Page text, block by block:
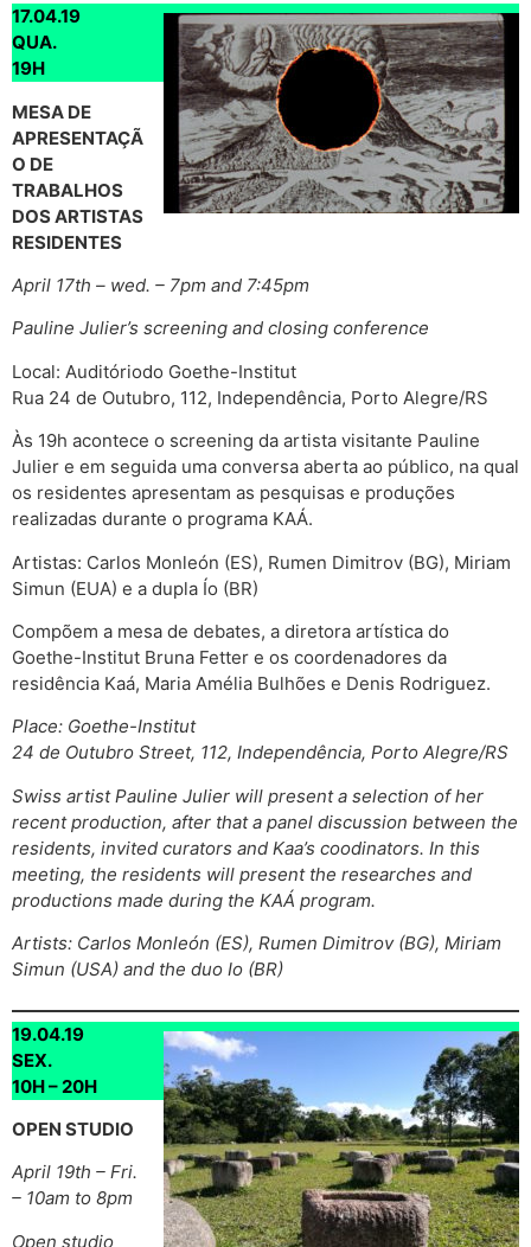
17.04.19
QUA.
19H
MESA DE
APRESENTAÇÃ
O DE
TRABALHOS
DOS ARTISTAS
RESIDENTES
April 17th – wed. – 7pm and 7:45pm
Pauline Julier’s screening and closing conference
Local: Auditóriodo Goethe-Institut
Rua 24 de Outubro, 112, Independência, Porto Alegre/RS
Às 19h acontece o screening da artista visitante Pauline
Julier e em seguida uma conversa aberta ao público, na qual
os residentes apresentam as pesquisas e produções
realizadas durante o programa KAÁ.
Artistas: Carlos Monleón (ES), Rumen Dimitrov (BG), Miriam
Simun (EUA) e a dupla Ío (BR)
Compõem a mesa de debates, a diretora artística do
Goethe-Institut Bruna Fetter e os coordenadores da
residência Kaá, Maria Amélia Bulhões e Denis Rodriguez.
Place: Goethe-Institut
24 de Outubro Street, 112, Independência, Porto Alegre/RS
Swiss artist Pauline Julier will present a selection of her
recent production, after that a panel discussion between the
residents, invited curators and Kaa’s coodinators. In this
meeting, the residents will present the researches and
productions made during the KAÁ program.
Artists: Carlos Monleón (ES), Rumen Dimitrov (BG), Miriam
Simun (USA) and the duo Io (BR)
19.04.19
SEX.
10H – 20H
OPEN STUDIO
April 19th – Fri.
– 10am to 8pm
Open studio